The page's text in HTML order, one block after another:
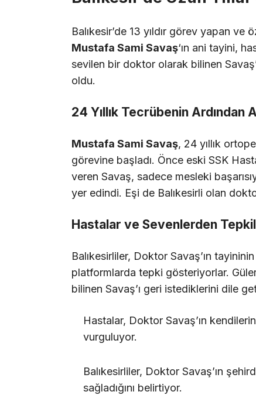
Balıkesir’de 13 yıldır görev yapan ve
Mustafa Sami Savaş‘ın ani tayini,
sevilen bir doktor olarak bilinen
oldu.
24 Yıllık Tecrübenin Ardından
Mustafa Sami Savaş, 24 yıllık
görevine başladı. Önce eski SSK
veren Savaş, sadece mesleki
yer edindi. Eşi de Balıkesirli olan
Hastalar ve Sevenlerden
Balıkesirliler, Doktor Savaş’ın
platformlarda tepki gösteriyorlar.
bilinen Savaş’ı geri istediklerini dile
Hastalar, Doktor Savaş’ın
vurguluyor.
Balıkesirliler, Doktor Savaş’ın
sağladığını belirtiyor.